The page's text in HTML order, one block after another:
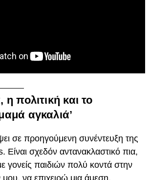
πολιτική και το
αγκαλιά’
σε προηγούμενη συνέντευξη της
Είναι σχεδόν αντανακλαστικό πια,
γονείς παιδιών πολύ κοντά στην